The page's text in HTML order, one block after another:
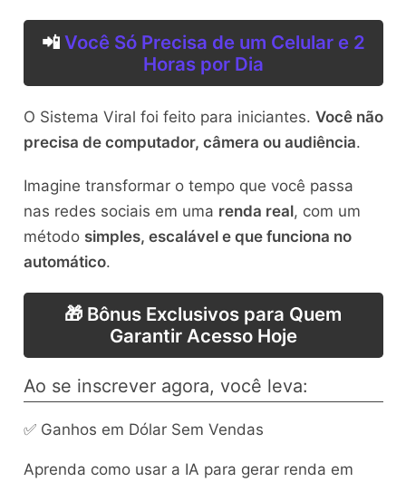
📲 Você Só Precisa de um Celular e 2
Horas por Dia
O Sistema Viral foi feito para iniciantes. Você não
precisa de computador, câmera ou audiência.
Imagine transformar o tempo que você passa
nas redes sociais em uma renda real, com um
método simples, escalável e que funciona no
automático.
🎁 Bônus Exclusivos para Quem
Garantir Acesso Hoje
Ao se inscrever agora, você leva:
✅ Ganhos em Dólar Sem Vendas
Aprenda como usar a IA para gerar renda em